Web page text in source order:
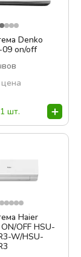
Denko
09 on/off
шт.
Haier
OFF HSU-
W/HSU-